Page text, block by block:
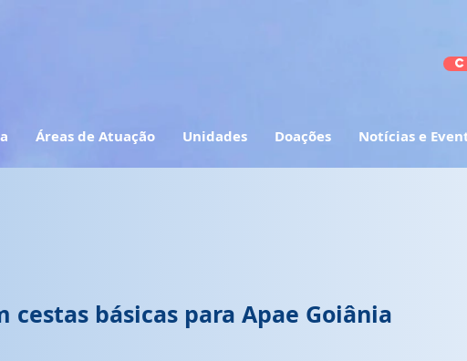
Áreas de Atuação Unidades Doações Notícias e
cestas básicas para Apae Goiânia